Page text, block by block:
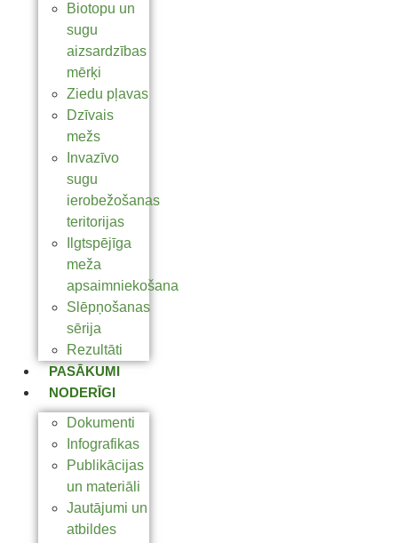
Biotopu un
sugu
aizsardzības
mērķi
Ziedu pļavas
Dzīvais
mežs
Invazīvo
sugu
ierobežošanas
teritorijas
Ilgtspējīga
meža
apsaimniekošana
Slēpņošanas
sērija
Rezultāti
PASĀKUMI
NODERĪGI
Dokumenti
Infografikas
Publikācijas
un materiāli
Jautājumi un
atbildes